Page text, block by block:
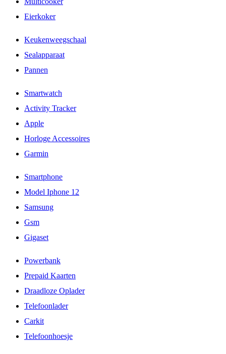
Eierkoker
Keukenweegschaal
Sealapparaat
Pannen
Smartwatch
Activity Tracker
Apple
Horloge Accessoires
Garmin
Smartphone
Model Iphone 12
Samsung
Gsm
Gigaset
Powerbank
Prepaid Kaarten
Draadloze Oplader
Telefoonlader
Carkit
Telefoonhoesje